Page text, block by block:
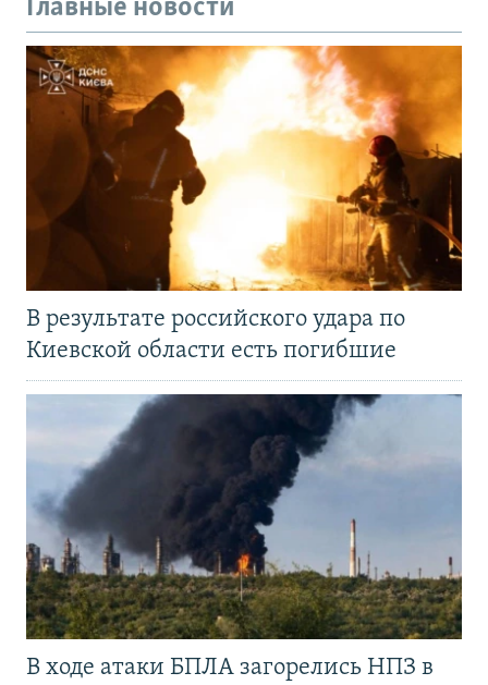
Главные новости
В результате российского удара по
Киевской области есть погибшие
В ходе атаки БПЛА загорелись НПЗ в